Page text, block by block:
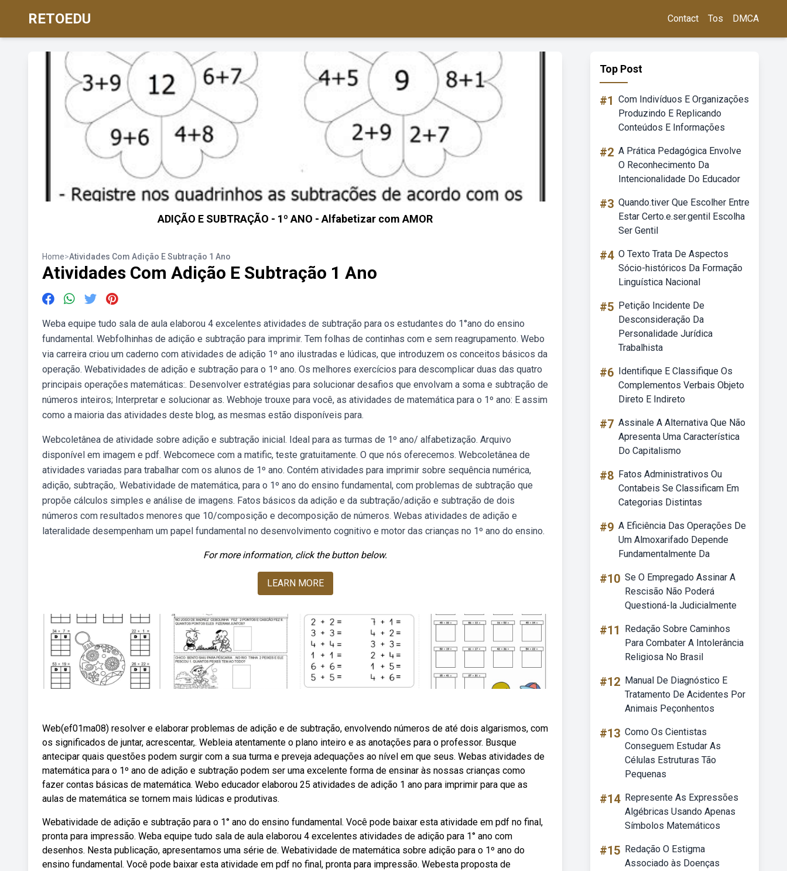
RETOEDU Contact Tos DMCA
ADIÇÃO E SUBTRAÇÃO - 1º ANO - Alfabetizar com AMOR
Home>Atividades Com Adição E Subtração 1 Ano
Atividades Com Adição E Subtração 1 Ano
Weba equipe tudo sala de aula elaborou 4 excelentes atividades de subtração para os estudantes do 1°ano do ensino
fundamental. Webfolhinhas de adição e subtração para imprimir. Tem folhas de continhas com e sem reagrupamento. Webo
via carreira criou um caderno com atividades de adição 1º ano ilustradas e lúdicas, que introduzem os conceitos básicos da
operação. Webatividades de adição e subtração para o 1º ano. Os melhores exercícios para descomplicar duas das quatro
principais operações matemáticas:. Desenvolver estratégias para solucionar desafios que envolvam a soma e subtração de
números inteiros; Interpretar e solucionar as. Webhoje trouxe para você, as atividades de matemática para o 1º ano: E assim
como a maioria das atividades deste blog, as mesmas estão disponíveis para.
Webcoletânea de atividade sobre adição e subtração inicial. Ideal para as turmas de 1º ano/ alfabetização. Arquivo
disponível em imagem e pdf. Webcomece com a matific, teste gratuitamente. O que nós oferecemos. Webcoletânea de
atividades variadas para trabalhar com os alunos de 1º ano. Contém atividades para imprimir sobre sequência numérica,
adição, subtração,. Webatividade de matemática, para o 1º ano do ensino fundamental, com problemas de subtração que
propõe cálculos simples e análise de imagens. Fatos básicos da adição e da subtração/adição e subtração de dois
números com resultados menores que 10/composição e decomposição de números. Webas atividades de adição e
lateralidade desempenham um papel fundamental no desenvolvimento cognitivo e motor das crianças no 1º ano do ensino.
For more information, click the button below.
LEARN MORE
Web(ef01ma08) resolver e elaborar problemas de adição e de subtração, envolvendo números de até dois algarismos, com
os significados de juntar, acrescentar,. Webleia atentamente o plano inteiro e as anotações para o professor. Busque
antecipar quais questões podem surgir com a sua turma e preveja adequações ao nível em que seus. Webas atividades de
matemática para o 1º ano de adição e subtração podem ser uma excelente forma de ensinar às nossas crianças como
fazer contas básicas de matemática. Webo educador elaborou 25 atividades de adição 1 ano para imprimir para que as
aulas de matemática se tornem mais lúdicas e produtivas.
Webatividade de adição e subtração para o 1° ano do ensino fundamental. Você pode baixar esta atividade em pdf no final,
pronta para impressão. Weba equipe tudo sala de aula elaborou 4 excelentes atividades de adição para 1° ano com
desenhos. Nesta publicação, apresentamos uma série de. Webatividade de matemática sobre adição para o 1º ano do
ensino fundamental. Você pode baixar esta atividade em pdf no final, pronta para impressão. Webesta proposta de
Top Post
#1 Com Indivíduos E Organizações
Produzindo E Replicando
Conteúdos E Informações
#2 A Prática Pedagógica Envolve
O Reconhecimento Da
Intencionalidade Do Educador
#3 Quando.tiver Que Escolher Entre
Estar Certo.e.ser.gentil Escolha
Ser Gentil
#4 O Texto Trata De Aspectos
Sócio-históricos Da Formação
Linguística Nacional
#5 Petição Incidente De
Desconsideração Da
Personalidade Jurídica
Trabalhista
#6 Identifique E Classifique Os
Complementos Verbais Objeto
Direto E Indireto
#7 Assinale A Alternativa Que Não
Apresenta Uma Característica
Do Capitalismo
#8 Fatos Administrativos Ou
Contabeis Se Classificam Em
Categorias Distintas
#9 A Eficiência Das Operações De
Um Almoxarifado Depende
Fundamentalmente Da
#10 Se O Empregado Assinar A
Rescisão Não Poderá
Questioná-la Judicialmente
#11
Redação Sobre Caminhos
Para Combater A Intolerância
Religiosa No Brasil
#12 Manual De Diagnóstico E
Tratamento De Acidentes Por
Animais Peçonhentos
#13 Como Os Cientistas
Conseguem Estudar As
Células Estruturas Tão
Pequenas
#14 Represente As Expressões
Algébricas Usando Apenas
Símbolos Matemáticos
#15 Redação O Estigma
Associado às Doenças